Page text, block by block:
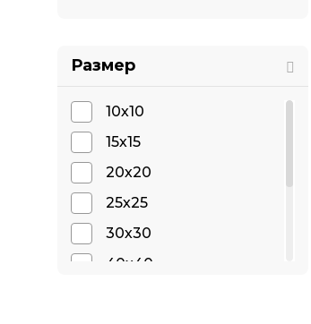
Размер
10х10
15х15
20х20
25х25
30х30
40х40